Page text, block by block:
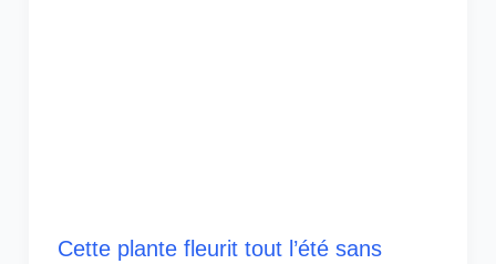
Cette plante fleurit tout l’été sans